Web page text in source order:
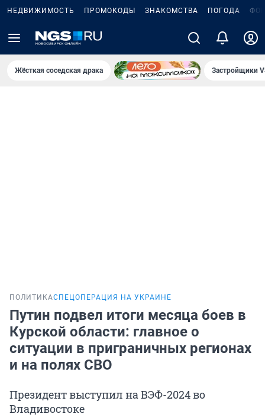
НЕДВИЖИМОСТЬ ПРОМОКОДЫ ЗНАКОМСТВА ПОГОДА
Жёсткая соседская драка Застройщики
ПОЛИТИКАСПЕЦОПЕРАЦИЯ НА УКРАИНЕ
Путин подвел итоги месяца боев в
Курской области: главное о
ситуации в приграничных регионах
и на полях СВО
Президент выступил на ВЭФ-2024 во
Владивостоке